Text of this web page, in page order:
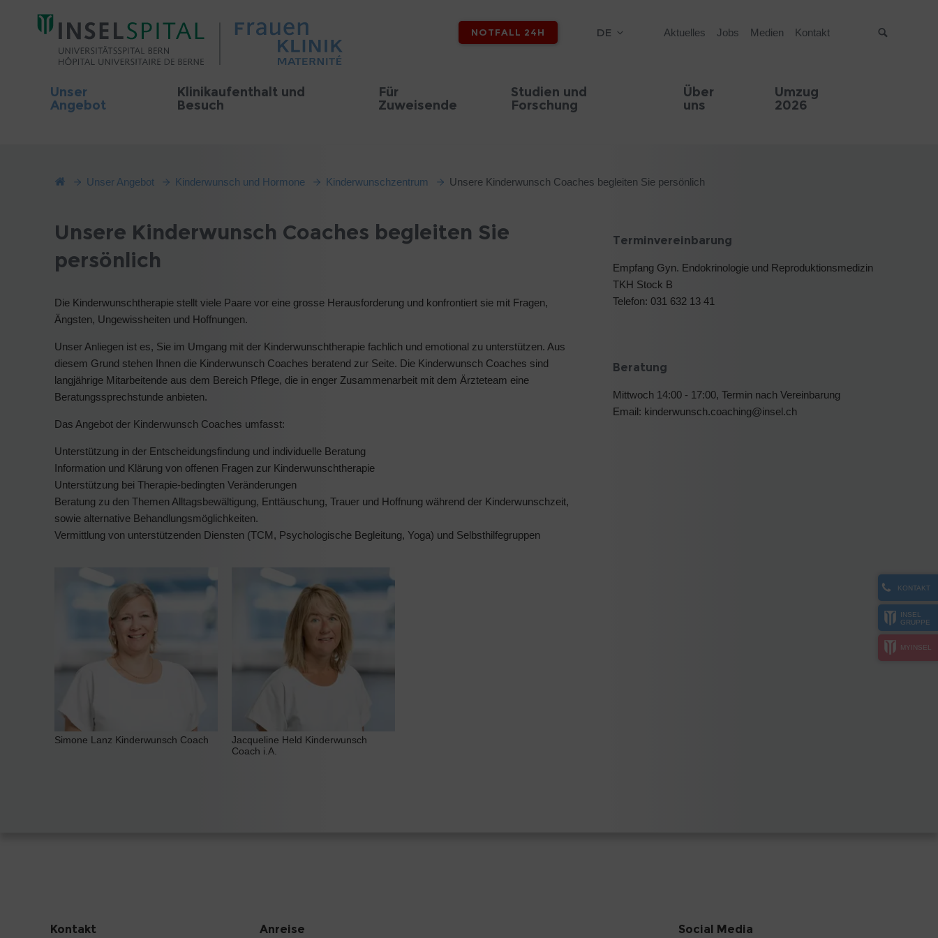
NOTFALL 24H DE Aktuelles Jobs Medien Kontakt
Unser
Angebot
Klinikaufenthalt und
Besuch
Für
Zuweisende
Studien und
Forschung
Über
uns
Umzug
2026
KONTAKT
INSEL
GRUPPE
MYINSEL
Unser Angebot Kinderwunsch und Hormone Kinderwunschzentrum Unsere Kinderwunsch Coaches begleiten Sie persönlich
Unsere Kinderwunsch Coaches begleiten Sie
persönlich
Die Kinderwunschtherapie stellt viele Paare vor eine grosse Herausforderung und konfrontiert sie mit Fragen,
Ängsten, Ungewissheiten und Hoffnungen.
Unser Anliegen ist es, Sie im Umgang mit der Kinderwunschtherapie fachlich und emotional zu unterstützen. Aus
diesem Grund stehen Ihnen die Kinderwunsch Coaches beratend zur Seite. Die Kinderwunsch Coaches sind
langjährige Mitarbeitende aus dem Bereich Pflege, die in enger Zusammenarbeit mit dem Ärzteteam eine
Beratungssprechstunde anbieten.
Das Angebot der Kinderwunsch Coaches umfasst:
Unterstützung in der Entscheidungsfindung und individuelle Beratung
Information und Klärung von offenen Fragen zur Kinderwunschtherapie
Unterstützung bei Therapie-bedingten Veränderungen
Beratung zu den Themen Alltagsbewältigung, Enttäuschung, Trauer und Hoffnung während der Kinderwunschzeit,
sowie alternative Behandlungsmöglichkeiten.
Vermittlung von unterstützenden Diensten (TCM, Psychologische Begleitung, Yoga) und Selbsthilfegruppen
Simone Lanz Kinderwunsch Coach
Jacqueline Held Kinderwunsch
Coach i.A.
Terminvereinbarung
Empfang Gyn. Endokrinologie und Reproduktionsmedizin
TKH Stock B
Telefon: 031 632 13 41
Beratung
Mittwoch 14:00 - 17:00, Termin nach Vereinbarung
Email: kinderwunsch.coaching@insel.ch
Kontakt Anreise Social Media